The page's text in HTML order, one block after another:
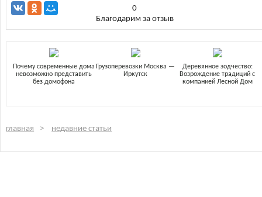
0
Благодарим за отзыв
Почему современные дома
невозможно представить
без домофона
Грузоперевозки Москва —
Иркутск
Деревянное зодчество:
Возрождение традиций с
компанией Лесной Дом
главная недавние статьи